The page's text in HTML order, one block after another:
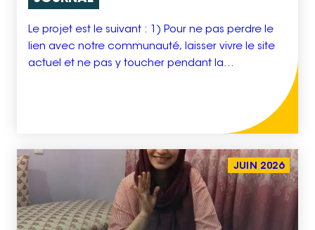
Le projet est le suivant : 1) Pour ne pas perdre le
lien avec notre communauté, laisser vivre le site
actuel et ne pas y toucher pendant la
JUIN 2026